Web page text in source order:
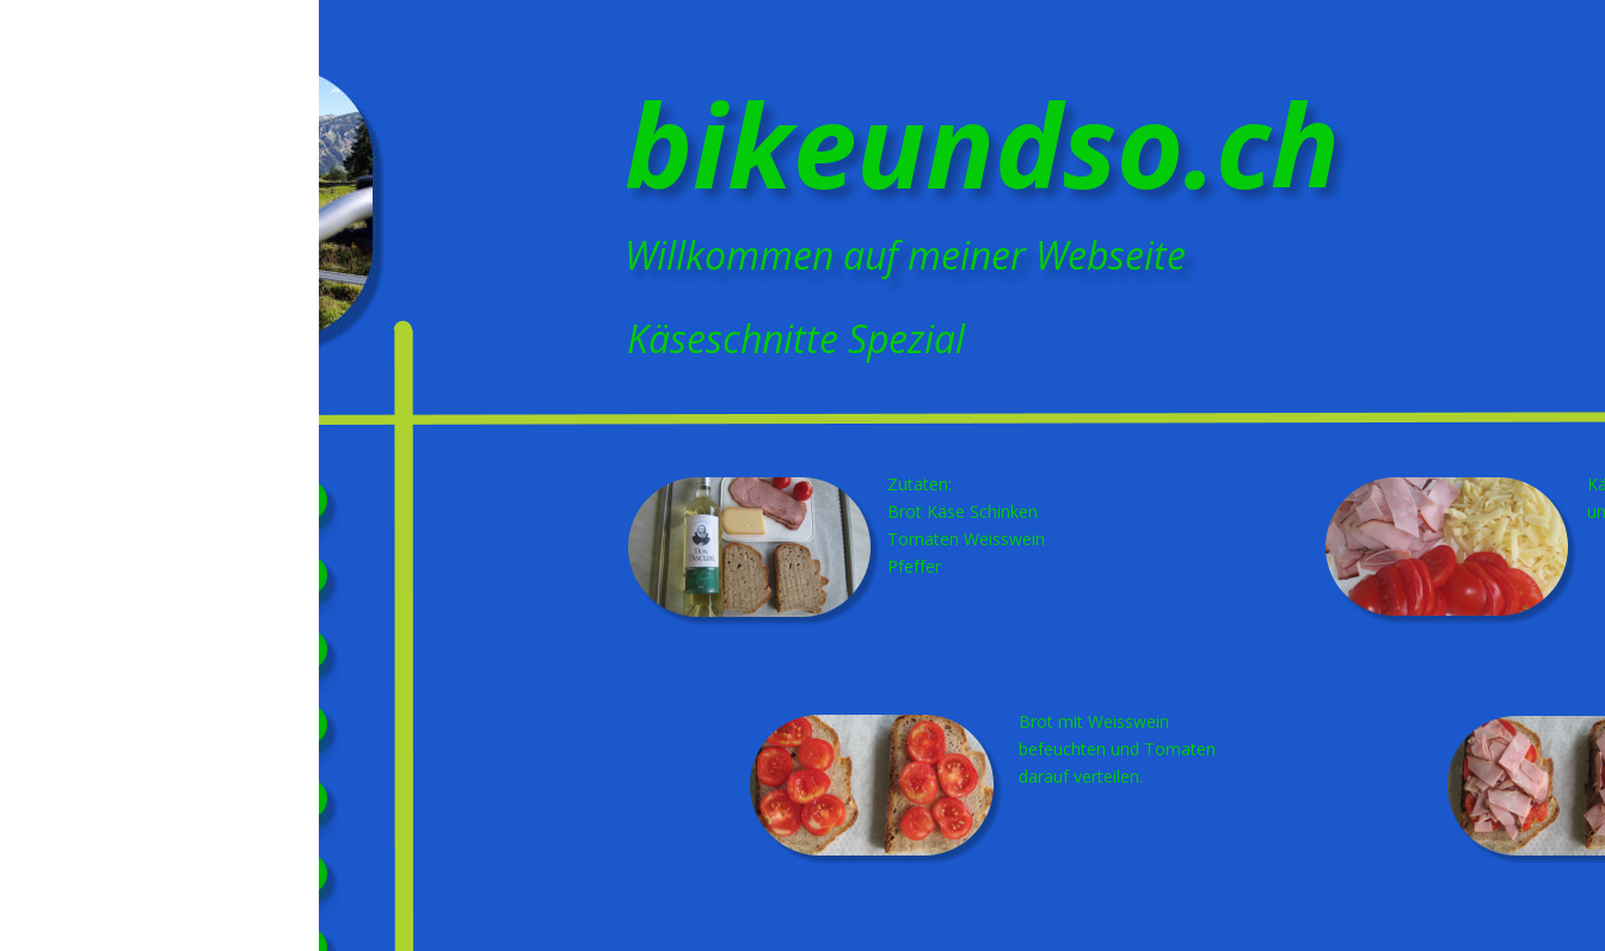
Willkommen auf meiner Webseite
bikeundso.ch
Brot Käse Schinken
Tomaten Weisswein
Käse reiben, Tomaten in Scheiben,
und Schinken in streifen schneiden
Brot mit Weisswein
befeuchten und Tomaten
darauf verteilen.
Anschliessend den
Schinken darauf geben.
Käseschnitte Spezial